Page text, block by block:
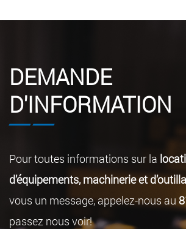
DEMANDE
D'INFORMATION
Pour toutes informations sur la
d’équipements, machinerie et
vous un message, appelez-nous au
passez nous voir!